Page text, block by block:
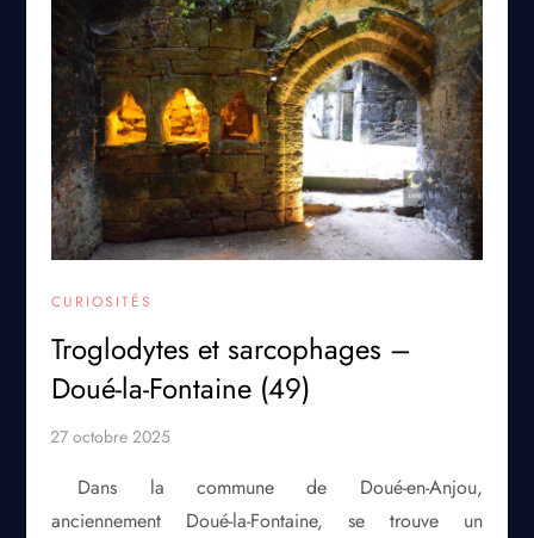
CURIOSITÉS
Troglodytes et sarcophages –
Doué-la-Fontaine (49)
Dans la commune de Doué-en-Anjou,
anciennement Doué-la-Fontaine, se trouve un